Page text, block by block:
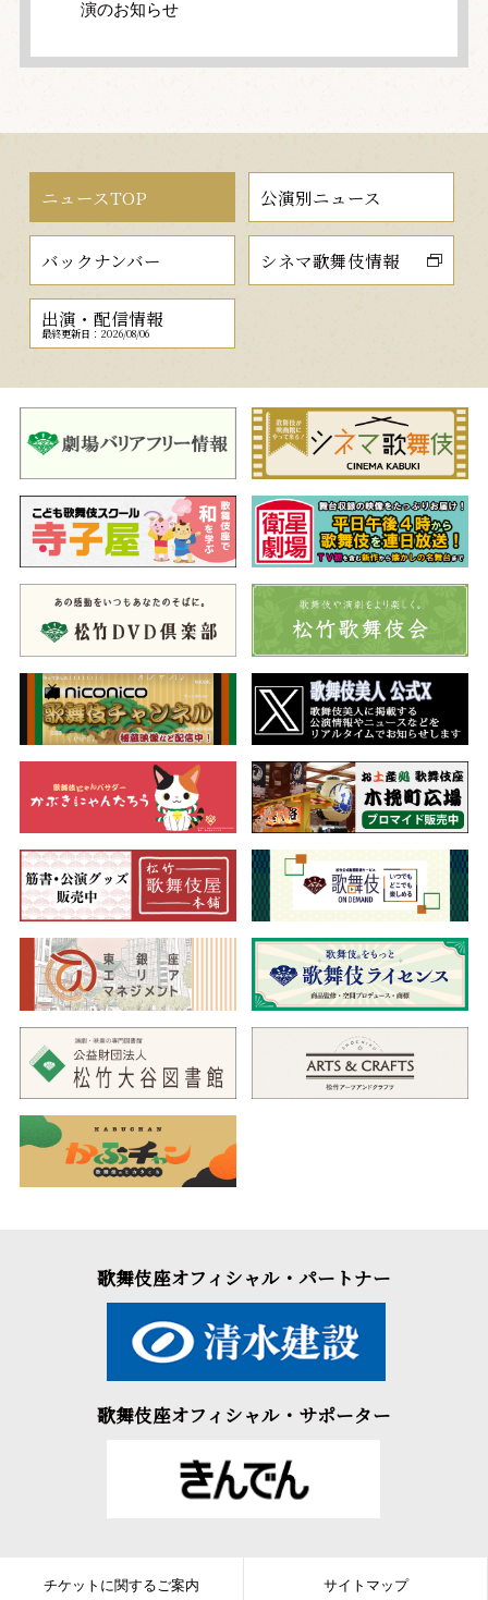
演のお知らせ
ニュースTOP 公演別ニュース
バックナンバー シネマ歌舞伎情報
出演・配信情報
最終更新日：2026/08/06
歌舞伎座オフィシャル・パートナー
歌舞伎座オフィシャル・サポーター
チケットに関するご案内 サイトマップ